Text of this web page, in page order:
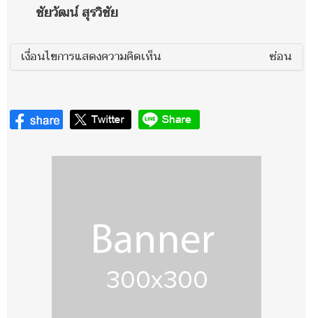
ชัยวัฒน์ สุรวิชัย
เงื่อนไขการแสดงความคิดเห็น ซ่อน